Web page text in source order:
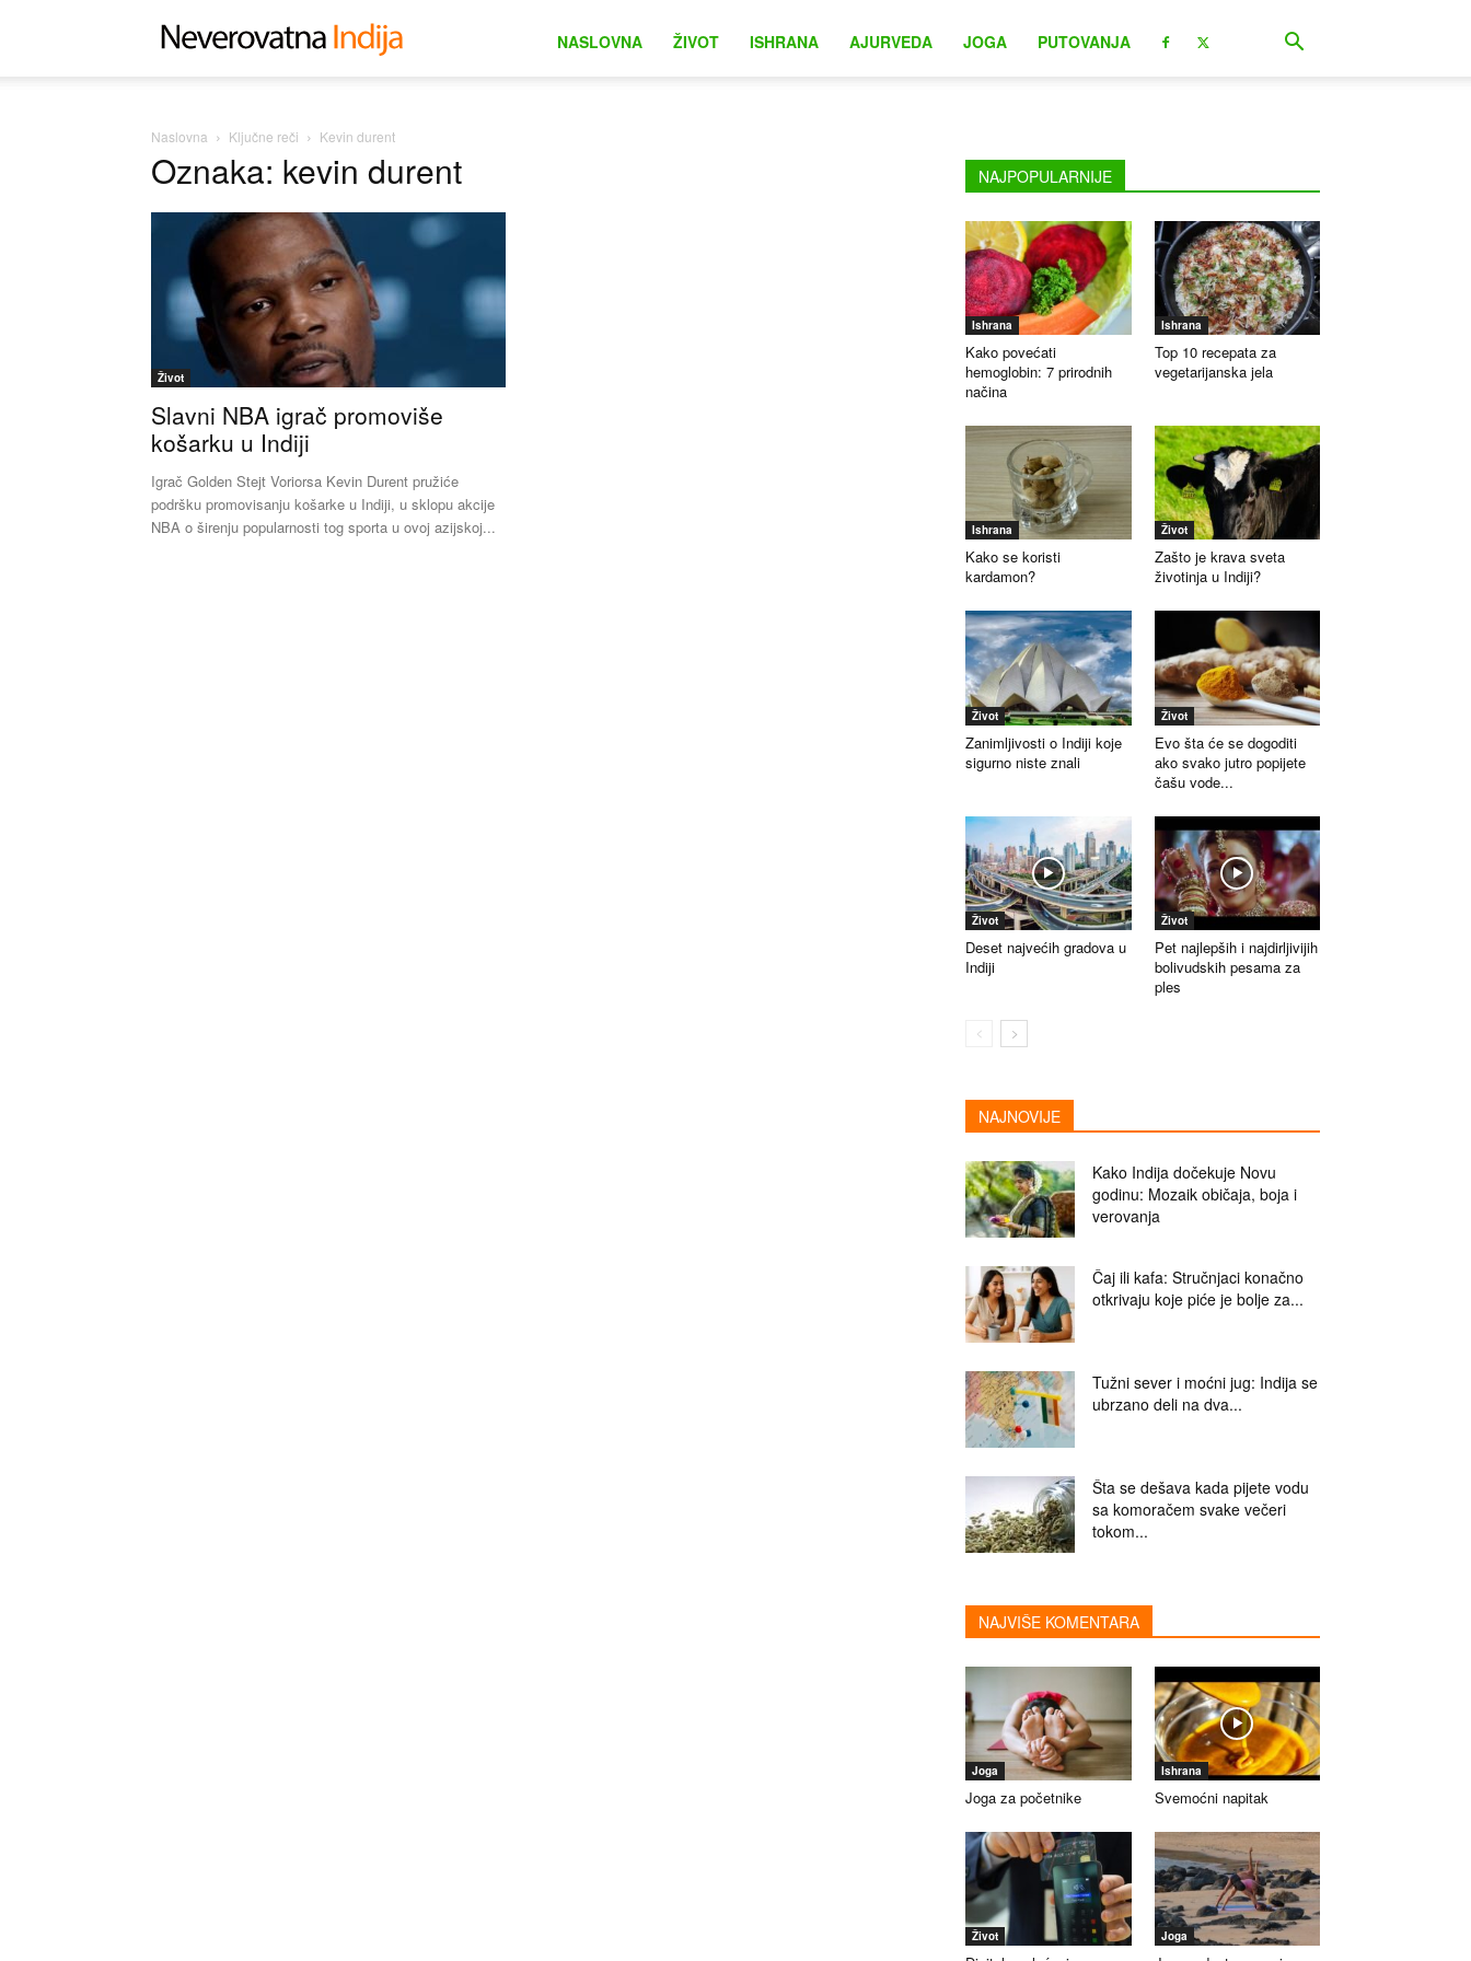
NASLOVNA ŽIVOT ISHRANA AJURVEDA JOGA PUTOVANJA
Naslovna Ključne reči Kevin durent
Oznaka: kevin durent
Život
Slavni NBA igrač promoviše
košarku u Indiji
Igrač Golden Stejt Voriorsa Kevin Durent pružiće
podršku promovisanju košarke u Indiji, u sklopu akcije
NBA o širenju popularnosti tog sporta u ovoj azijskoj...
NAJPOPULARNIJE
Ishrana
Kako povećati
hemoglobin: 7 prirodnih
načina
Ishrana
Top 10 recepata za
vegetarijanska jela
Ishrana
Kako se koristi
kardamon?
Život
Zašto je krava sveta
životinja u Indiji?
Život
Zanimljivosti o Indiji koje
sigurno niste znali
Život
Evo šta će se dogoditi
ako svako jutro popijete
čašu vode...
Život
Deset najvećih gradova u
Indiji
Život
Pet najlepših i najdirljivijih
bolivudskih pesama za
ples
NAJNOVIJE
Kako Indija dočekuje Novu
godinu: Mozaik običaja, boja i
verovanja
Čaj ili kafa: Stručnjaci konačno
otkrivaju koje piće je bolje za...
Tužni sever i moćni jug: Indija se
ubrzano deli na dva...
Šta se dešava kada pijete vodu
sa komoračem svake večeri
tokom...
NAJVIŠE KOMENTARA
Joga
Joga za početnike
Ishrana
Svemoćni napitak
Život Joga